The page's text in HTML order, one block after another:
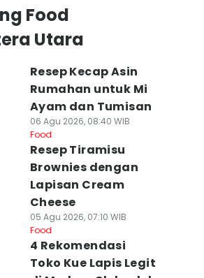
Food
Utara
Resep Kecap Asin
Rumahan untuk Mi
Ayam dan Tumisan
06 Agu 2026, 08:40 WIB
Food
Resep Tiramisu
Brownies dengan
Lapisan Cream
Cheese
05 Agu 2026, 07:10 WIB
Food
4 Rekomendasi
Toko Kue Lapis Legit